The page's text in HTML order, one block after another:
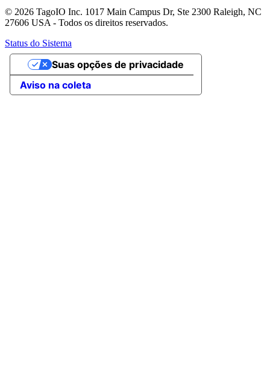
© 2026 TagoIO Inc. 1017 Main Campus Dr, Ste 2300 Raleigh, NC
27606 USA - Todos os direitos reservados.
Status do Sistema
Aviso na coleta
Suas opções de privacidade